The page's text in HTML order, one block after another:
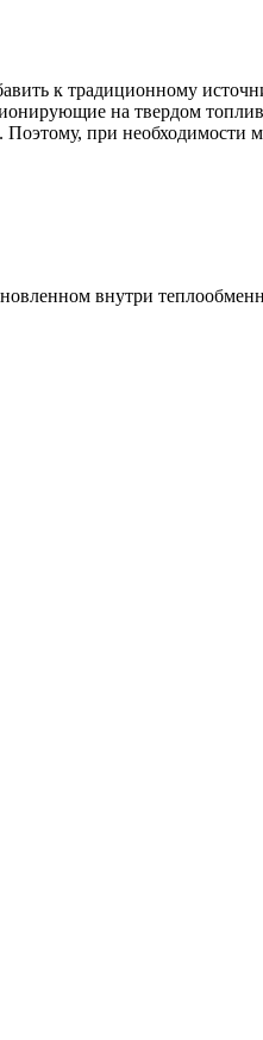
к традиционному
на твердом
при необходимости
внутри